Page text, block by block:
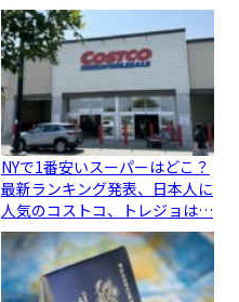
NYで1番安いスーパーはどこ？
最新ランキング発表、日本人に
人気のコストコ、トレジョは…